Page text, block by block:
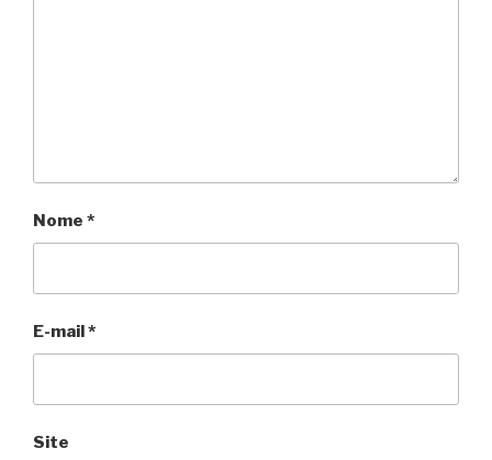
Nome *
E-mail*
Site